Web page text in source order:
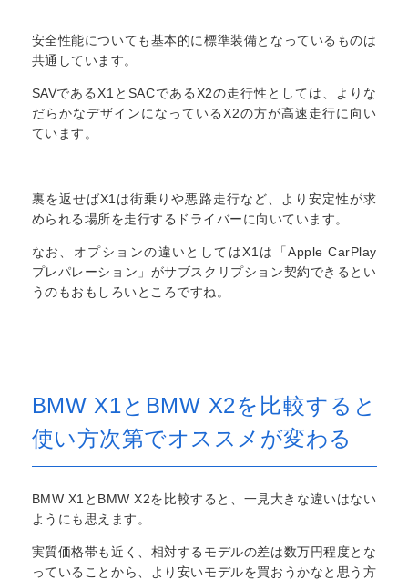
安全性能についても基本的に標準装備となっているものは
共通しています。
SAVであるX1とSACであるX2の走行性としては、よりな
だらかなデザインになっているX2の方が高速走行に向い
ています。
裏を返せばX1は街乗りや悪路走行など、より安定性が求
められる場所を走行するドライバーに向いています。
なお、オプションの違いとしてはX1は「Apple CarPlay
プレパレーション」がサブスクリプション契約できるとい
うのもおもしろいところですね。
BMW X1とBMW X2を比較すると
使い方次第でオススメが変わる
BMW X1とBMW X2を比較すると、一見大きな違いはない
ようにも思えます。
実質価格帯も近く、相対するモデルの差は数万円程度とな
っていることから、より安いモデルを買おうかなと思う方